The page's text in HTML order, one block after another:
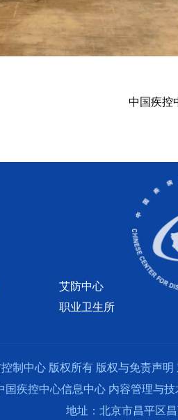
中国疾控
艾防中心
职业卫生所
制中心 版权所有 版权与免责声明
国疾控中心信息中心 内容管理与
地址：北京市昌平区